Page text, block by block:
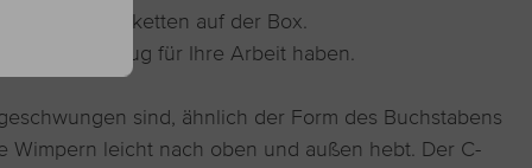
die Farbetiketten auf der Box.
Werkzeug für Ihre Arbeit haben.
sind, ähnlich der Form des Buchstabens
leicht nach oben und außen hebt. Der C-